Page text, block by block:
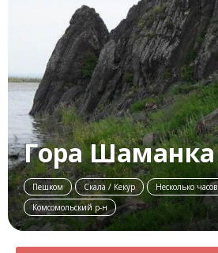
Гора Шаманка
Пешком Скала / Кекур Несколько часов
Комсомольский р-н